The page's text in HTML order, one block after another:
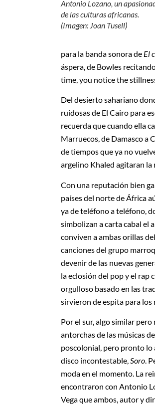
Antonio Lozano, un
de las culturas africanas.
(Imagen: Joan Tusell)
para la banda sonora de El
áspera, de Bowles
time, you notice the
Del desierto sahariano
ruidosas de El Cairo para
recuerda que cuando ella
Marruecos, de Damasco a
de tiempos que ya no
argelino Khaled agitaran la
Con una reputación bien
países del norte de África
ya de teléfono a teléfono,
simbolizan a carta cabal el
conviven a ambas orillas
canciones del grupo
devenir de las nuevas
la eclosión del pop y el rap
orgulloso basado en las
sirvieron de espita para los
Por el sur, algo similar
antorchas de las músicas
poscolonial, pero pronto lo
disco incontestable,Soro.
moda en el momento. La
encontraron con Antonio
Vega que ambos, autor y